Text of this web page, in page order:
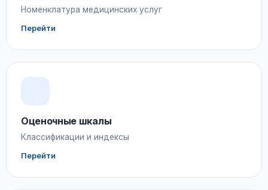
Номенклатура медицинских услуг
Перейти
Оценочные шкалы
Классификации и индексы
Перейти